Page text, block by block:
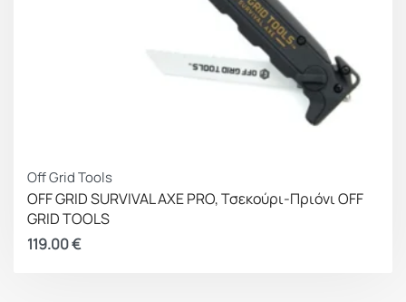
Off Grid Tools
OFF GRID SURVIVAL AXE PRO, Τσεκούρι-Πριόνι OFF
GRID TOOLS
119.00€